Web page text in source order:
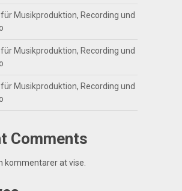
Musikproduktion, Recording und
Musikproduktion, Recording und
Musikproduktion, Recording und
Comments
kommentarer at vise.